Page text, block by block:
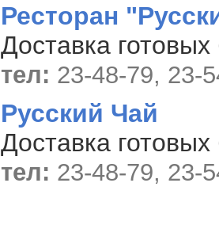
Ресторан
Доставка
тел: 23-48-79, 23-
Русский Чай
Доставка
тел: 23-48-79, 23-